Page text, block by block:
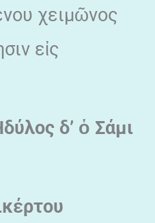
χειμῶνος
εἰς
δύλος δ’ ὁ Σάμι